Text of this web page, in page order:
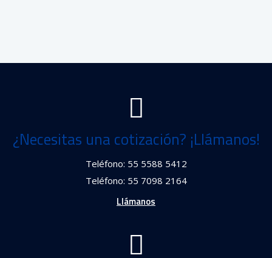
¿Necesitas una cotización? ¡Llámanos!
Teléfono: 55 5588 5412
Teléfono: 55 7098 2164
Llámanos